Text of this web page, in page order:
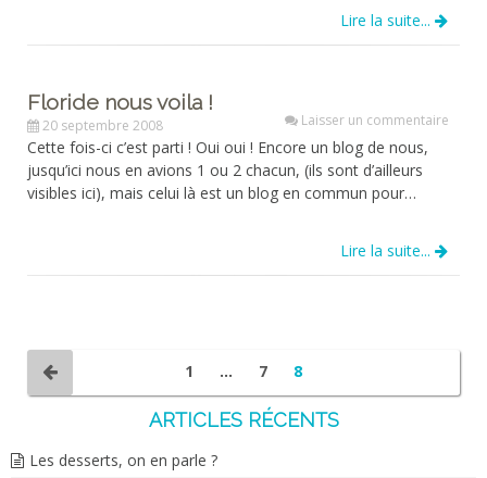
Lire la suite...
Floride nous voila !
20 septembre 2008 Laisser un commentaire
Cette fois-ci c’est parti ! Oui oui ! Encore un blog de nous,
jusqu’ici nous en avions 1 ou 2 chacun, (ils sont d’ailleurs
visibles ici), mais celui là est un blog en commun pour…
Lire la suite...
1 … 7 8
ARTICLES RÉCENTS
Les desserts, on en parle ?